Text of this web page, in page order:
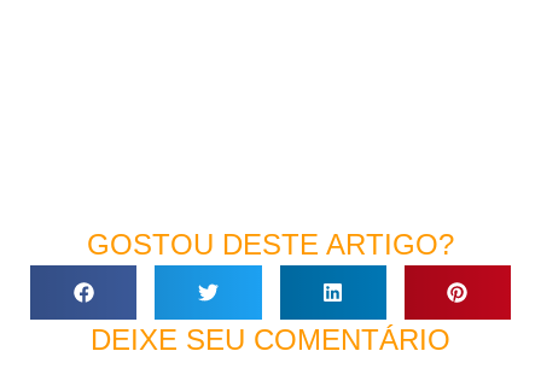
GOSTOU DESTE ARTIGO?
DEIXE SEU COMENTÁRIO